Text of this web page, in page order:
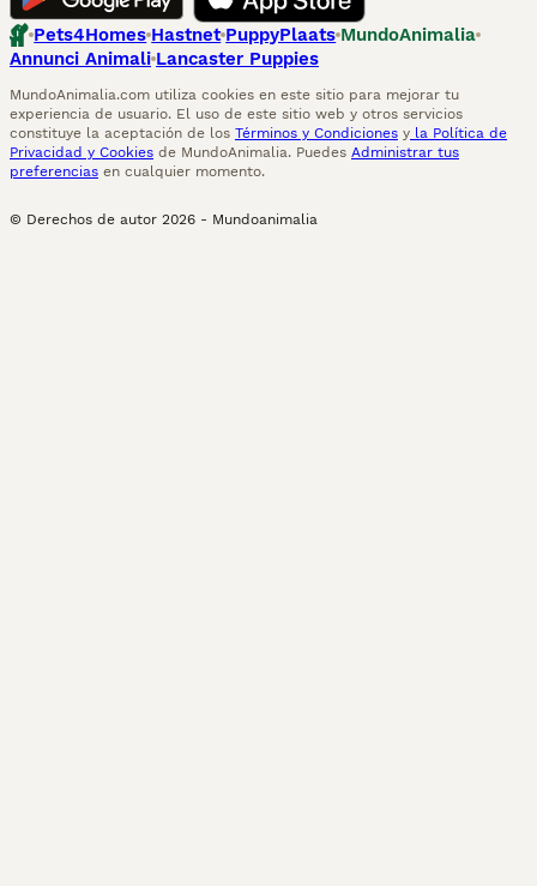
Pets4Homes Hastnet PuppyPlaats MundoAnimalia
Annunci Animali Lancaster Puppies
MundoAnimalia.com utiliza cookies en este sitio para mejorar tu
experiencia de usuario. El uso de este sitio web y otros servicios
constituye la aceptación de los Términos y Condiciones y la Política de
Privacidad y Cookies de MundoAnimalia. Puedes Administrar tus
preferencias en cualquier momento.
© Derechos de autor 2026 - Mundoanimalia